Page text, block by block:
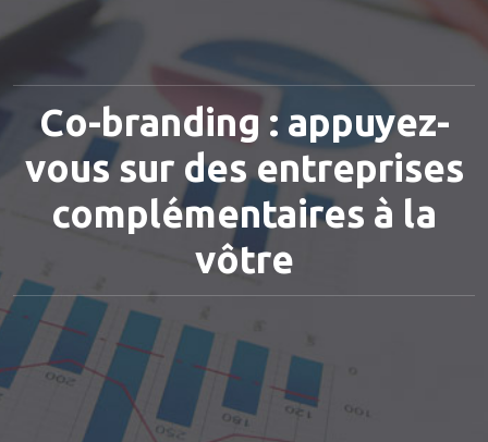
Co-branding : appuyez-
vous sur des entreprises
complémentaires à la
vôtre